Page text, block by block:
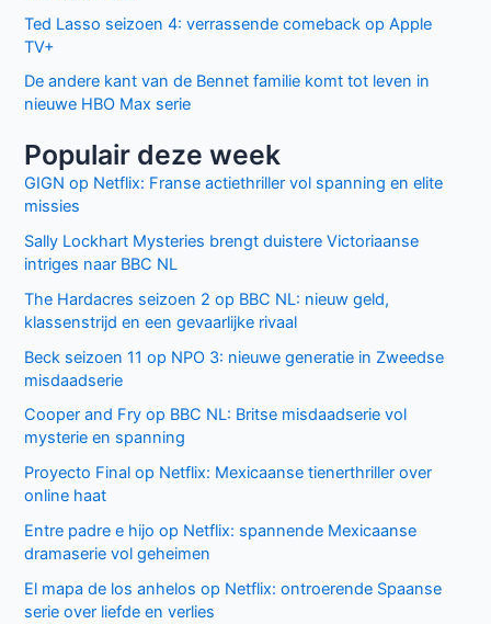
Ted Lasso seizoen 4: verrassende comeback op Apple
TV+
De andere kant van de Bennet familie komt tot leven in
nieuwe HBO Max serie
Populair deze week
GIGN op Netflix: Franse actiethriller vol spanning en elite
missies
Sally Lockhart Mysteries brengt duistere Victoriaanse
intriges naar BBC NL
The Hardacres seizoen 2 op BBC NL: nieuw geld,
klassenstrijd en een gevaarlijke rivaal
Beck seizoen 11 op NPO 3: nieuwe generatie in Zweedse
misdaadserie
Cooper and Fry op BBC NL: Britse misdaadserie vol
mysterie en spanning
Proyecto Final op Netflix: Mexicaanse tienerthriller over
online haat
Entre padre e hijo op Netflix: spannende Mexicaanse
dramaserie vol geheimen
El mapa de los anhelos op Netflix: ontroerende Spaanse
serie over liefde en verlies